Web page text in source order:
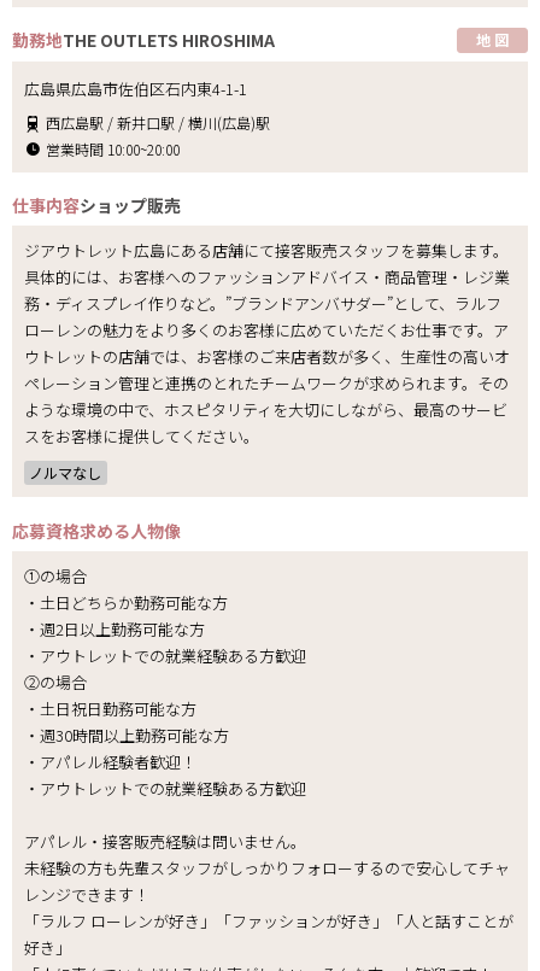
勤務地THE OUTLETS HIROSHIMA 地 図
広島県広島市佐伯区石内東4-1-1
西広島駅 / 新井口駅 / 横川(広島)駅
営業時間 10:00~20:00
仕事内容ショップ販売
ジアウトレット広島にある店舗にて接客販売スタッフを募集します。
具体的には、お客様へのファッションアドバイス・商品管理・レジ業
務・ディスプレイ作りなど。”ブランドアンバサダー”として、ラルフ
ローレンの魅力をより多くのお客様に広めていただくお仕事です。ア
ウトレットの店舗では、お客様のご来店者数が多く、生産性の高いオ
ペレーション管理と連携のとれたチームワークが求められます。その
ような環境の中で、ホスピタリティを大切にしながら、最高のサービ
スをお客様に提供してください。
ノルマなし
応募資格求める人物像
①の場合
・土日どちらか勤務可能な方
・週2日以上勤務可能な方
・アウトレットでの就業経験ある方歓迎
②の場合
・土日祝日勤務可能な方
・週30時間以上勤務可能な方
・アパレル経験者歓迎！
・アウトレットでの就業経験ある方歓迎
アパレル・接客販売経験は問いません。
未経験の方も先輩スタッフがしっかりフォローするので安心してチャ
レンジできます！
「ラルフ ローレンが好き」「ファッションが好き」「人と話すことが
好き」